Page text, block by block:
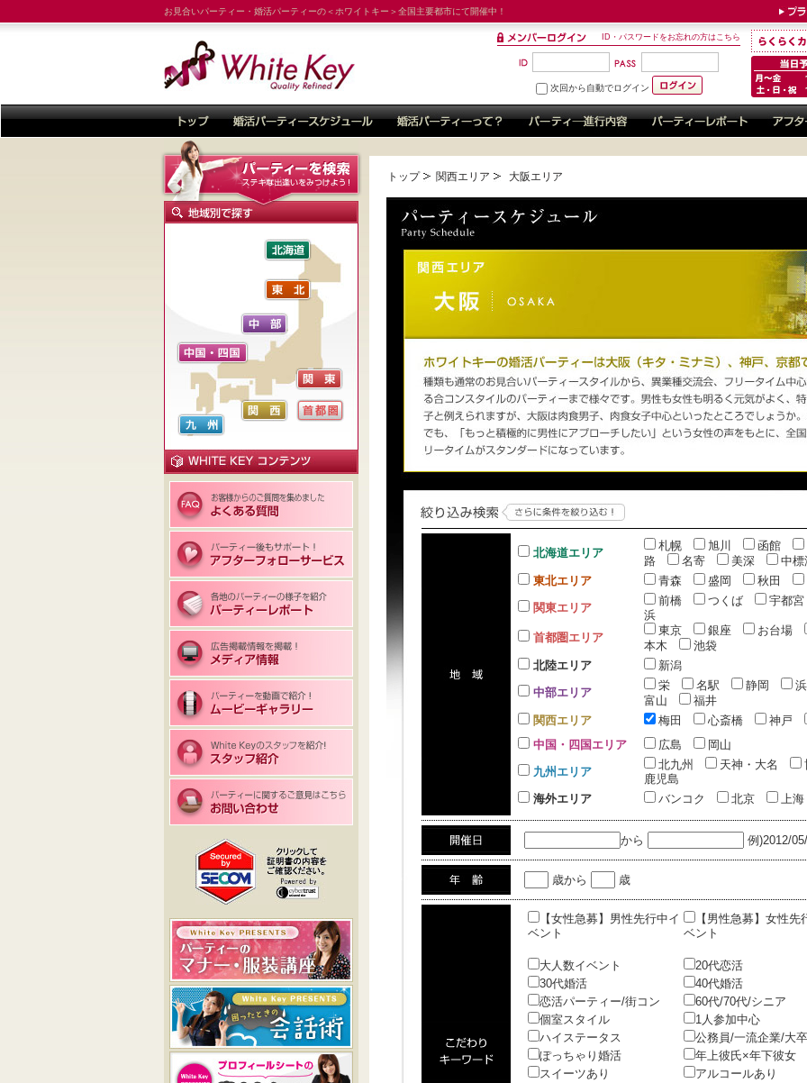
お見合いパーティー・婚活パーティーの＜ホワイトキー＞全国主要都市にて開催中！
ID・パスワードをお忘れの方はこちら
次回から自動でログイン
トップ 関西エリア 大阪エリア
北海道エリア
札幌 旭川
函館
路
名寄 美深
中標
東北エリア
青森 盛岡
秋田
関東エリア
前橋 つくば
宇都宮
浜
首都圏エリア
東京 銀座
お台場
本木
池袋
北陸エリア
新潟
中部エリア
栄 名駅 静岡
富山
福井
関西エリア
梅田 心斎橋
神戸
中国・四国エリア
広島
岡山
九州エリア
北九州 天神・大名
鹿児島
海外エリア
バンコク 北京 上海
から 例)2012/
歳から 歳
【女性急募】男性先行中イ
ベント
【男性急募】女性先
ベント
大人数イベント
20代恋活
30代婚活
40代婚活
恋活パーティー/街コン
60代/70代/シニア
個室スタイル
1人参加中心
ハイステータス
公務員/一流企業/大卒
ぽっちゃり婚活
年上彼氏×年下彼女
スイーツあり
アルコールあり